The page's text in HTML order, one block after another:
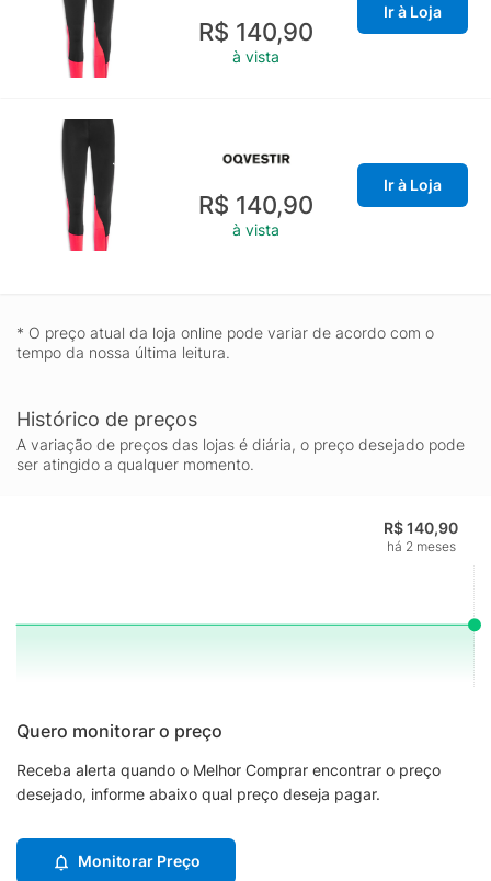
R$ 140,90
à vista
Ir à Loja
R$ 140,90
à vista
Ir à Loja
* O preço atual da loja online pode variar de acordo com o
tempo da nossa última leitura.
Histórico de preços
A variação de preços das lojas é diária, o preço desejado pode
ser atingido a qualquer momento.
R$ 140,90
há 2 meses
Quero monitorar o preço
Receba alerta quando o Melhor Comprar encontrar o preço
desejado, informe abaixo qual preço deseja pagar.
Monitorar Preço